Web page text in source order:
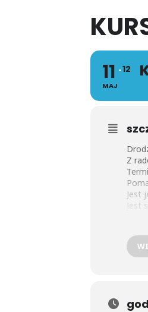
11
MAJ
12
Z
Jest
Jest
O